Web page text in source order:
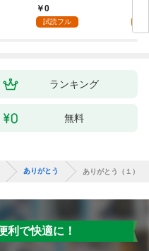
0
試読フル
ランキング
無料
ありがとう ありがとう（１）
利で快適に！